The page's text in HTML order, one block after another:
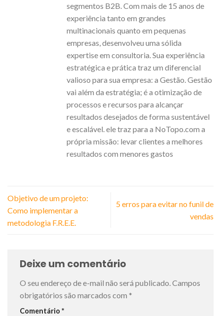
segmentos B2B. Com mais de 15 anos de
experiência tanto em grandes
multinacionais quanto em pequenas
empresas, desenvolveu uma sólida
expertise em consultoria. Sua experiência
estratégica e prática traz um diferencial
valioso para sua empresa: a Gestão. Gestão
vai além da estratégia; é a otimização de
processos e recursos para alcançar
resultados desejados de forma sustentável
e escalável. ele traz para a NoTopo.com a
própria missão: levar clientes a melhores
resultados com menores gastos
Objetivo de um projeto:
Como implementar a
metodologia F.R.E.E.
5 erros para evitar no funil de
vendas
Deixe um comentário
O seu endereço de e-mail não será publicado. Campos
obrigatórios são marcados com *
Comentário *